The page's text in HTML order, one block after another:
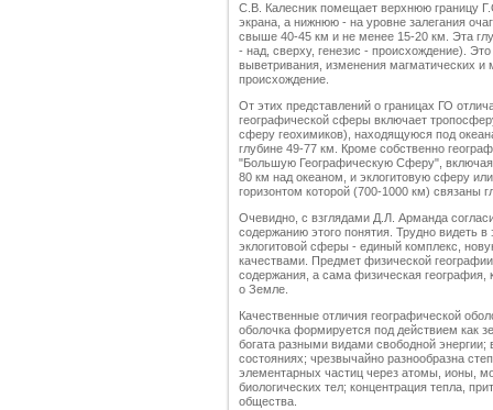
С.В. Калесник помещает верхнюю границу
экрана, а нижнюю - на уровне залегания
свыше 40-45 км и не менее 15-20 км. Эта
- над, сверху, гeнезис - происхождение).
выветривания, изменения магматических
происхождение.
От этих представлений о границах ГО
географической сферы включает
сферу геохимиков), находящуюся под
глубине 49-77 км. Кроме собственно
"Большую Географическую Сферу",
80 км над океаном, и эклогитовую сферу
горизонтом которой (700-1000 км) связаны
Очевидно, с взглядами Д.Л. Арманда
содержанию этого понятия. Трудно видеть
эклогитовой сферы - единый комплекс,
качествами. Предмет физической
содержания, а сама физическая география,
о Земле.
Качественные отличия географической
оболочка формируется под действием как
богата разными видами свободной энергии;
состояниях; чрезвычайно разнообразна
элементарных частиц через атомы, ионы,
биологических тел; концентрация тепла,
общества.